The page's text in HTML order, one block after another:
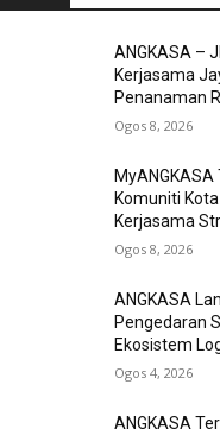
ANGKASA –
Kerjasama
Penanaman
Ogos 8, 2026
MyANGKASA
Komuniti
Kerjasama
Ogos 8, 2026
ANGKASA
Pengedaran
Ekosistem
Ogos 4, 2026
ANGKASA